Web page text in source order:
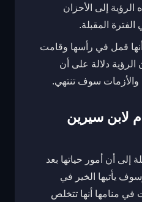
إلى الأحزان
المقبلة.
قمل في رأسها وقامت
دلالة على أن
والأزمات سوف تنتهي.
لابن سيرين
إلى أن أمور حياتها بعد
يأتيها الخير في
في منامها أنها تتخلص